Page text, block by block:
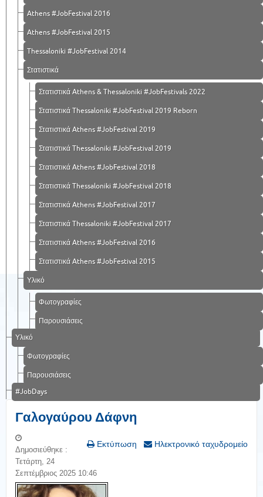
Athens #JobFestival 2016
Athens #JobFestival 2015
Thessaloniki #JobFestival 2014
Στατιστικά
Στατιστικά Athens & Thessaloniki #JobFestivals 2022
Στατιστικά Thessaloniki #JobFestival 2019 Reborn
Στατιστικά Athens #JobFestival 2019
Στατιστικά Thessaloniki #JobFestival 2019
Στατιστικά Athens #JobFestival 2018
Στατιστικά Thessaloniki #JobFestival 2018
Στατιστικά Athens #JobFestival 2017
Στατιστικά Thessaloniki #JobFestival 2017
Στατιστικά Athens #JobFestival 2016
Στατιστικά Athens #JobFestival 2015
Υλικό
Φωτογραφίες
Παρουσιάσεις
Υλικό
Φωτογραφίες
Παρουσιάσεις
#JobDays
Γαλογαύρου Δάφνη
Εκτύπωση Ηλεκτρονικό ταχυδρομείο
Δημοσιεύθηκε :
Τετάρτη, 24
Σεπτέμβριος 2025 10:46